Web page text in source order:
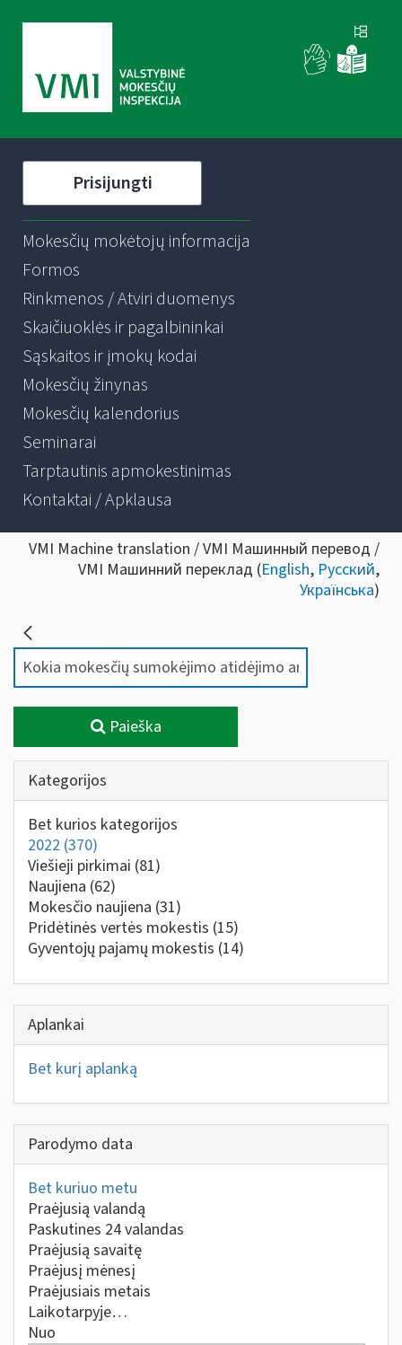
Prisijungti
Mokesčių mokėtojų informacija
Formos
Rinkmenos / Atviri duomenys
Skaičiuoklės ir pagalbininkai
Sąskaitos ir įmokų kodai
Mokesčių žinynas
Mokesčių kalendorius
Seminarai
Tarptautinis apmokestinimas
Kontaktai / Apklausa
VMI Machine translation / VMI Машинный перевод /
VMI Машинний переклад (English, Русский,
Українська)
Paieška
Kategorijos
Bet kurios kategorijos
2022 (370)
Viešieji pirkimai (81)
Naujiena (62)
Mokesčio naujiena (31)
Pridėtinės vertės mokestis (15)
Gyventojų pajamų mokestis (14)
Aplankai
Bet kurį aplanką
Parodymo data
Bet kuriuo metu
Praėjusią valandą
Paskutines 24 valandas
Praėjusią savaitę
Praėjusį mėnesį
Praėjusiais metais
Laikotarpyje…
Nuo